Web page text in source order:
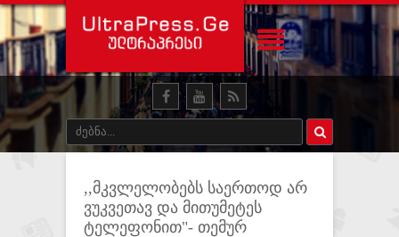
,,მკვლელობებს საერთოდ არ
ვუკვეთავ და მითუმეტეს
ტელეფონით"- თემურ